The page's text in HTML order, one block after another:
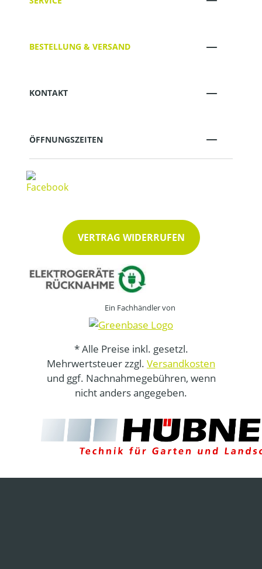
BESTELLUNG & VERSAND
KONTAKT
ÖFFNUNGSZEITEN
VERTRAG WIDERRUFEN
Ein Fachhändler von
* Alle Preise inkl. gesetzl.
Mehrwertsteuer zzgl. Versandkosten
und ggf. Nachnahmegebühren, wenn
nicht anders angegeben.